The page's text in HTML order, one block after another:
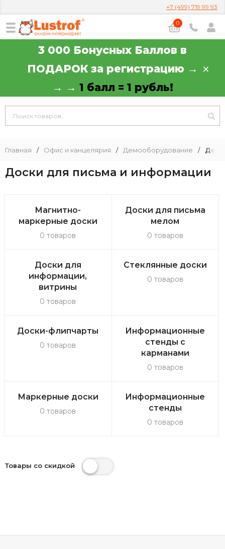
+7 (499) 719 99 93
0
3 000 Бонусных Баллов в
ПОДАРОК за регистрацию →
→ → 1 балл = 1 рубль!
Главная / Офис и канцелярия / Демооборудование /
Доски для письма и информации
Магнитно-
маркерные доски
0 товаров
Доски для письма
мелом
0 товаров
Доски для
информации,
витрины
0 товаров
Стеклянные доски
0 товаров
Доски-флипчарты
0 товаров
Информационные
стенды с
карманами
0 товаров
Маркерные доски
0 товаров
Информационные
стенды
0 товаров
Товары со скидкой